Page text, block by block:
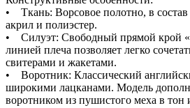
• Ткань: Ворсовое полотно, в состав
акрил и полиэстер.
• Силуэт: Свободный прямой крой
линией плеча позволяет легко
свитерами и жакетами.
• Воротник: Классический
широкими лацканами. Модель
воротником из пушистого меха в тон